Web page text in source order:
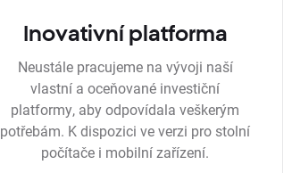
Inovativní platforma
Neustále pracujeme na vývoji naší
vlastní a oceňované investiční
platformy, aby odpovídala veškerým
potřebám. K dispozici ve verzi pro stolní
počítače i mobilní zařízení.